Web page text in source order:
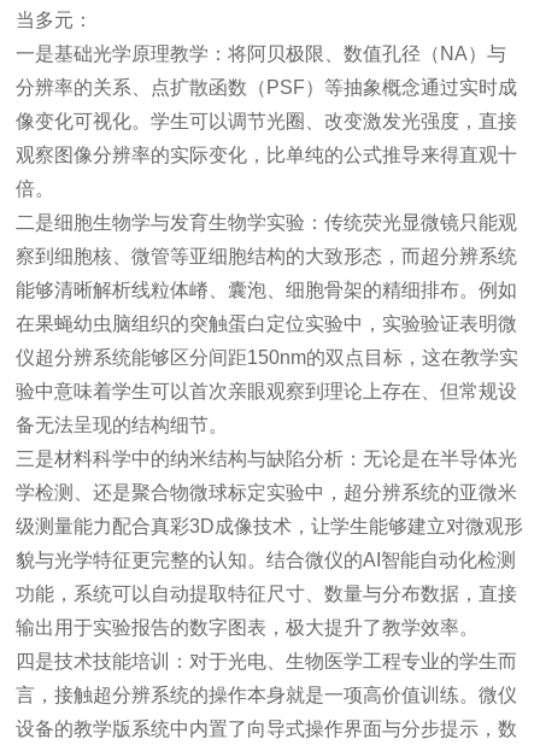
当多元：
一是基础光学原理教学：将阿贝极限、数值孔径（NA）与
分辨率的关系、点扩散函数（PSF）等抽象概念通过实时成
像变化可视化。学生可以调节光圈、改变激发光强度，直接
观察图像分辨率的实际变化，比单纯的公式推导来得直观十
倍。
二是细胞生物学与发育生物学实验：传统荧光显微镜只能观
察到细胞核、微管等亚细胞结构的大致形态，而超分辨系统
能够清晰解析线粒体嵴、囊泡、细胞骨架的精细排布。例如
在果蝇幼虫脑组织的突触蛋白定位实验中，实验验证表明微
仪超分辨系统能够区分间距150nm的双点目标，这在教学实
验中意味着学生可以首次亲眼观察到理论上存在、但常规设
备无法呈现的结构细节。
三是材料科学中的纳米结构与缺陷分析：无论是在半导体光
学检测、还是聚合物微球标定实验中，超分辨系统的亚微米
级测量能力配合真彩3D成像技术，让学生能够建立对微观形
貌与光学特征更完整的认知。结合微仪的AI智能自动化检测
功能，系统可以自动提取特征尺寸、数量与分布数据，直接
输出用于实验报告的数字图表，极大提升了教学效率。
四是技术技能培训：对于光电、生物医学工程专业的学生而
言，接触超分辨系统的操作本身就是一项高价值训练。微仪
设备的教学版系统中内置了向导式操作界面与分步提示，数